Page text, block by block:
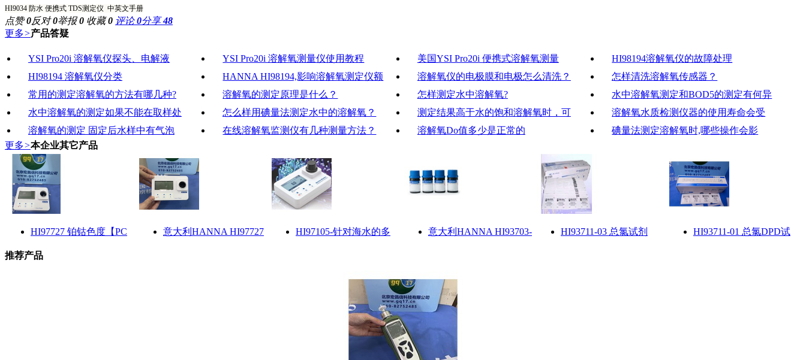
HI9034 防水 便携式 TDS测定仪 中英文手册
点赞0反对0举报0 收藏0 评论0分享48
更多>产品答疑
YSI Pro20i 溶解氧仪探头、电解液 YSI Pro20i 溶解氧测量仪使用教程 美国YSI Pro20i 便携式溶解氧测量
HI98194溶解氧仪的故障处理
HI98194 溶解氧仪分类
HANNA HI98194,影响溶解氧测定仪额 溶解氧仪的电极膜和电极怎么清洗？
怎样清洗溶解氧传感器？
常用的测定溶解氧的方法有哪几种?
溶解氧的测定原理是什么？ 怎样测定水中溶解氧?
水中溶解氧测定和BOD5的测定有何异
水中溶解氧的测定如果不能在取样处
怎么样用碘量法测定水中的溶解氧？ 测定结果高于水的饱和溶解氧时，可
溶解氧水质检测仪器的使用寿命会受
溶解氧的测定 固定后水样中有气泡
在线溶解氧监测仪有几种测量方法？ 溶解氧Do值多少是正常的
碘量法测定溶解氧时,哪些操作会影
更多>本企业其它产品
HI97727 铂钴色度【PC 意大利HANNA HI97727 HI97105-针对海水的多 意大利HANNA HI93703- HI93711-03 总氯试剂 HI93711-01 总氯DPD试
推荐产品